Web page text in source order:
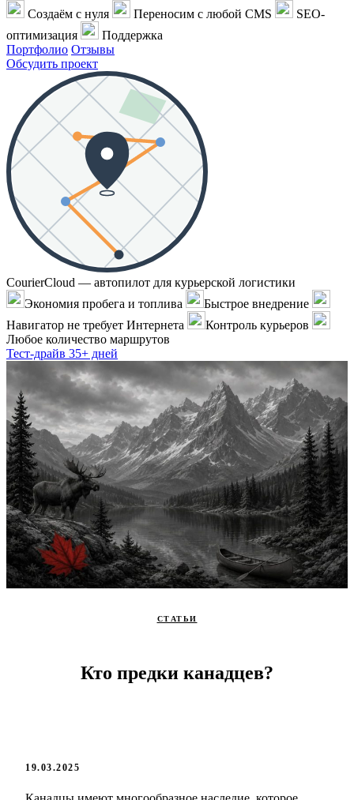
Создаём с нуля
Переносим с любой CMS
SEO-
оптимизация
Поддержка
Портфолио Отзывы
Обсудить проект
CourierCloud — автопилот для курьерской логистики
Экономия пробега и топлива
Быстрое внедрение
Навигатор не требует Интернета
Контроль курьеров
Любое количество маршрутов
Тест-драйв 35+ дней
СТАТЬИ
Кто предки канадцев?
19.03.2025